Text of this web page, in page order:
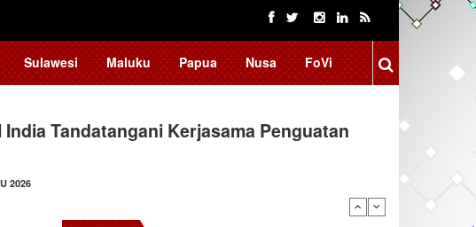
Sulawesi Maluku Papua Nusa FoVi
India Tandatangani Kerjasama Penguatan
2026